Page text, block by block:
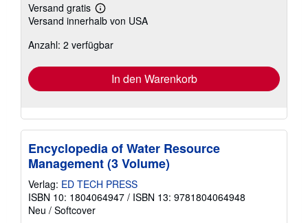
Versand gratis
Weitere
Informationen
Versandkosten
Versand innerhalb von USA
Anzahl: 2 verfügbar
In den Warenkorb
Encyclopedia of Water Resource
Management (3 Volume)
Verlag: ED TECH PRESS
ISBN 10: 1804064947 / ISBN 13: 9781804064948
Neu / Softcover